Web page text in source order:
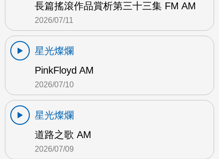
長篇搖滾作品賞析第三十三集 FM AM
2026/07/11
星光燦爛
PinkFloyd AM
2026/07/10
星光燦爛
道路之歌 AM
2026/07/09